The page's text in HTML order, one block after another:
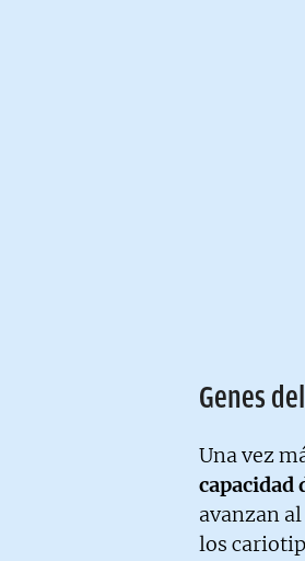
Genes
Una vez
capacidad
avanzan
los